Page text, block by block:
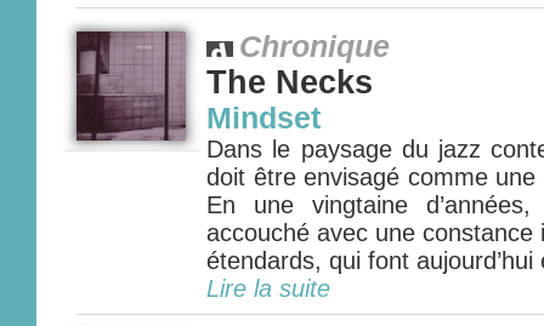
Chronique
The Necks
Mindset
Dans le paysage du jazz
doit être envisagé comme
En une vingtaine
accouché avec une constance
étendards, qui font
Lire la suite